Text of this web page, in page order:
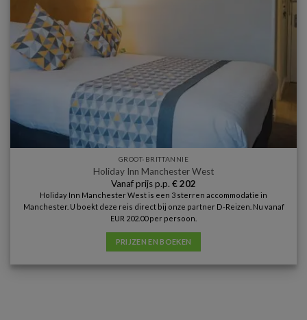
GROOT-BRITTANNIE
Holiday Inn Manchester West
Vanaf prijs p.p. €202
Holiday Inn Manchester West is een 3 sterren accommodatie in
Manchester. U boekt deze reis direct bij onze partner D-Reizen. Nu vanaf
EUR 202.00 per persoon.
PRIJZEN EN BOEKEN